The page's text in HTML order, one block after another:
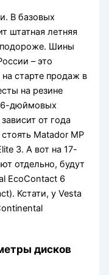
В базовых
штатная летняя
подороже. Шины
– это
старте продаж в
на резине
дюймовых
от года
Matador MP
3. А вот на 17-
отдельно, будут
EcoContact 6
Кстати, у Vesta
дисков